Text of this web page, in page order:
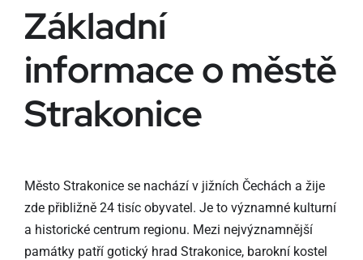
Základní
informace o městě
Strakonice
Město Strakonice se nachází v jižních Čechách a žije
zde přibližně 24 tisíc obyvatel. Je to významné kulturní
a historické centrum regionu. Mezi nejvýznamnější
památky patří gotický hrad Strakonice, barokní kostel